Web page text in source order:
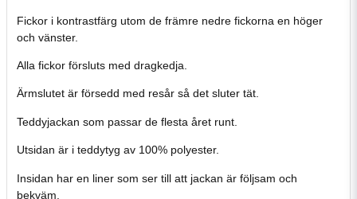
Fickor i kontrastfärg utom de främre nedre fickorna en höger
och vänster.
Alla fickor försluts med dragkedja.
Ärmslutet är försedd med resår så det sluter tät.
Teddyjackan som passar de flesta året runt.
Utsidan är i teddytyg av 100% polyester.
Insidan har en liner som ser till att jackan är följsam och
bekväm.